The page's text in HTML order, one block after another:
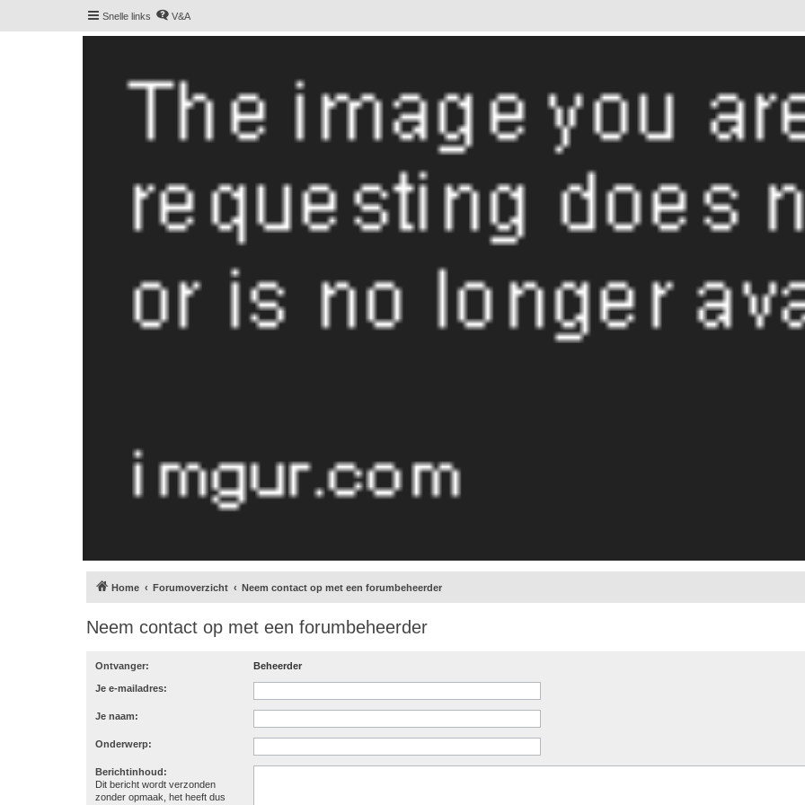
Snelle links V&A
Home Forumoverzicht Neem contact op met een forumbeheerder
Neem contact op met een forumbeheerder
Ontvanger: Beheerder
Je e-mailadres:
Je naam:
Onderwerp:
Berichtinhoud:
Dit bericht wordt verzonden
zonder opmaak, het heeft dus